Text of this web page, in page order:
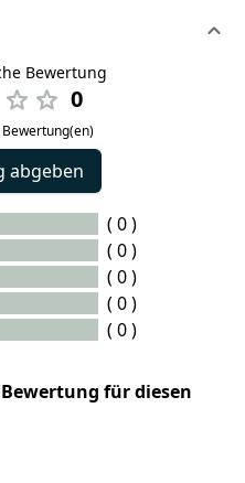
Bewertung
0
abgeben
( 0 )
( 0 )
( 0 )
( 0 )
( 0 )
für diesen